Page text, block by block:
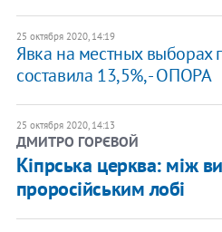
25 октября 2020, 14:19
Явка на местных выборах
составила 13,5%, - ОПОРА
25 октября 2020, 14:13
ДМИТРО ГОРЄВОЙ
Кіпрська церква: між
проросійським лобі